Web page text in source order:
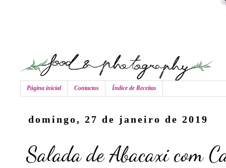
Página inicial Contactos Índice de Receitas
domingo, 27 de janeiro de 2019
Salada de Abacaxi com